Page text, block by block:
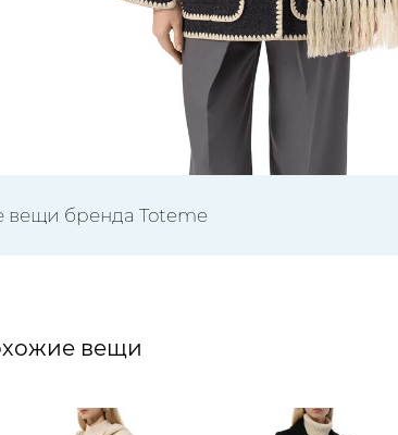
вещи бренда Toteme
вещи